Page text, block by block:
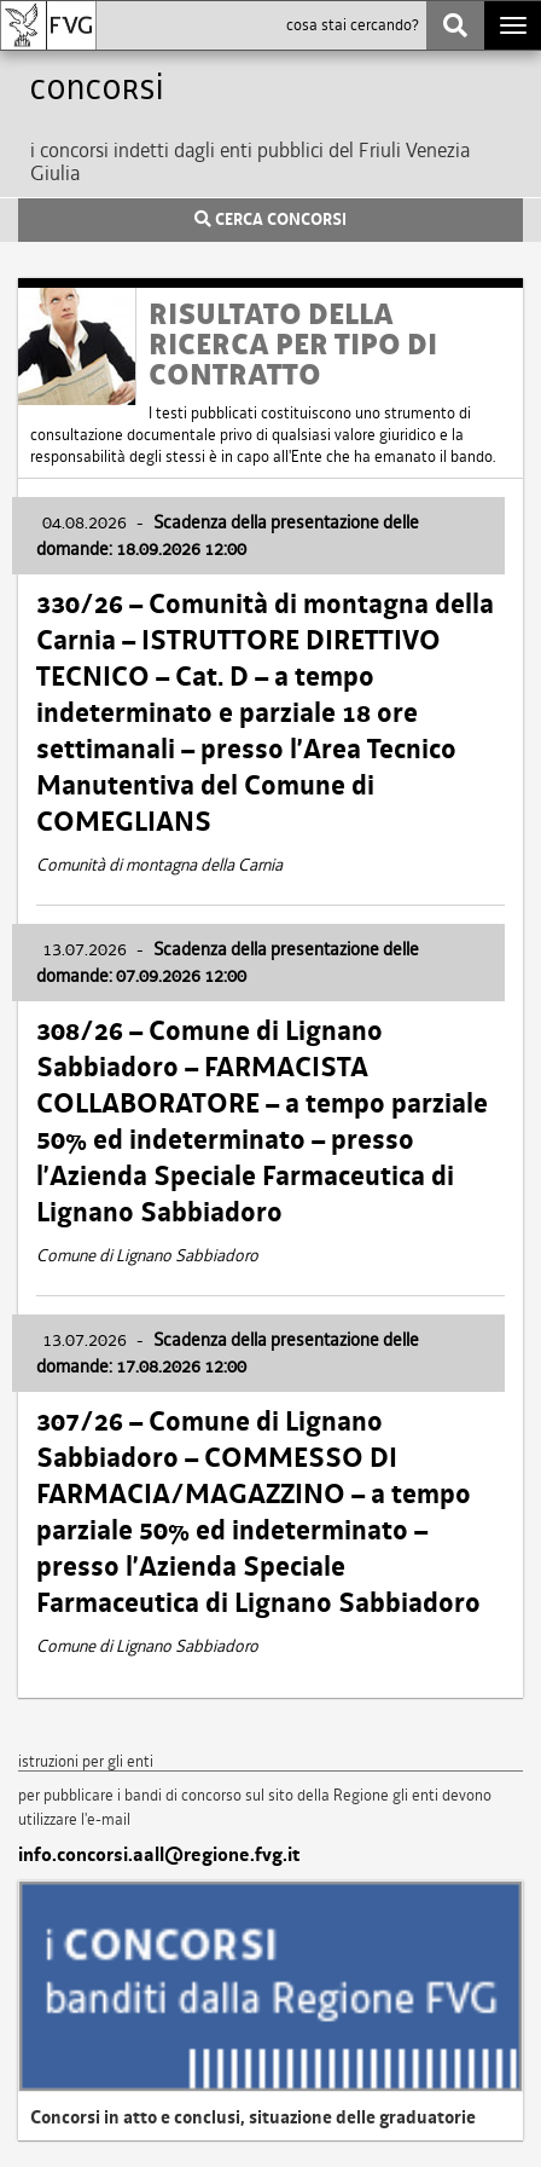
Concorsi
i concorsi indetti dagli enti pubblici del Friuli Venezia
Giulia
CERCA CONCORSI
RISULTATO DELLA
RICERCA PER TIPO DI
CONTRATTO
I testi pubblicati costituiscono uno strumento di
consultazione documentale privo di qualsiasi valore giuridico e la
responsabilità degli stessi è in capo all'Ente che ha emanato il bando.
04.08.2026 - Scadenza della presentazione delle
domande: 18.09.2026 12:00
330/26 – Comunità di montagna della
Carnia – ISTRUTTORE DIRETTIVO
TECNICO – Cat. D – a tempo
indeterminato e parziale 18 ore
settimanali – presso l’Area Tecnico
Manutentiva del Comune di
COMEGLIANS
Comunità di montagna della Carnia
13.07.2026 - Scadenza della presentazione delle
domande: 07.09.2026 12:00
308/26 – Comune di Lignano
Sabbiadoro – FARMACISTA
COLLABORATORE – a tempo parziale
50% ed indeterminato – presso
l’Azienda Speciale Farmaceutica di
Lignano Sabbiadoro
Comune di Lignano Sabbiadoro
13.07.2026 - Scadenza della presentazione delle
domande: 17.08.2026 12:00
307/26 – Comune di Lignano
Sabbiadoro – COMMESSO DI
FARMACIA/MAGAZZINO – a tempo
parziale 50% ed indeterminato –
presso l’Azienda Speciale
Farmaceutica di Lignano Sabbiadoro
Comune di Lignano Sabbiadoro
istruzioni per gli enti
per pubblicare i bandi di concorso sul sito della Regione gli enti devono
utilizzare l'e-mail
info.concorsi.aall@regione.fvg.it
Concorsi in atto e conclusi, situazione delle graduatorie